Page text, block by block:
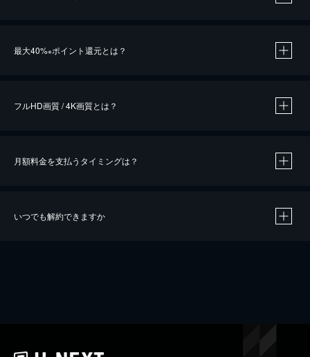
最大40%※ポイント還元とは？
※40％ポイント還元の対象は、クレジットカード決済による作品の購入 / レンタルです。
iOSアプリのUコイン決済による作品の購入 / レンタルは、20％のポイント還元です。
フルHD画質 / 4K画質とは？
月額料金を支払うタイミングは？
いつでも解約できますか